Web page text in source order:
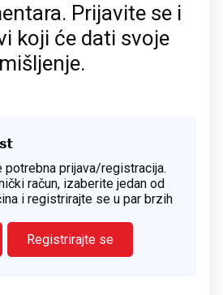
Prijavite se i
koji će dati svoje
mišljenje.
potrebna prijava/registracija.
račun, izaberite jedan od
i registrirajte se u par brzih
Registrirajte se